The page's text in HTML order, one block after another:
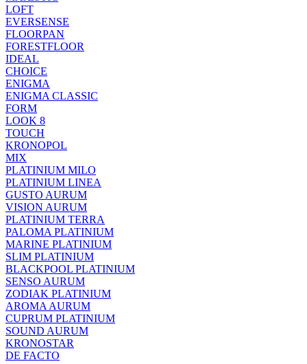
LOFT
EVERSENSE
FLOORPAN
FORESTFLOOR
IDEAL
CHOICE
ENIGMA
ENIGMA CLASSIC
FORM
LOOK 8
TOUCH
KRONOPOL
MIX
PLATINIUM MILO
PLATINIUM LINEA
GUSTO AURUM
VISION AURUM
PLATINIUM TERRA
PALOMA PLATINIUM
MARINE PLATINIUM
SLIM PLATINIUM
BLACKPOOL PLATINIUM
SENSO AURUM
ZODIAK PLATINIUM
AROMA AURUM
CUPRUM PLATINIUM
SOUND AURUM
KRONOSTAR
DE FACTO